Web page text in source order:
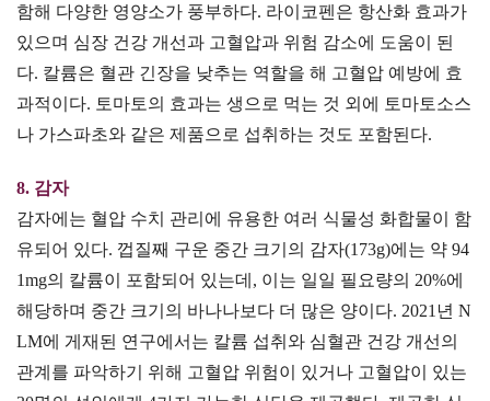
함해 다양한 영양소가 풍부하다. 라이코펜은 항산화 효과가
있으며 심장 건강 개선과 고혈압과 위험 감소에 도움이 된
다. 칼륨은 혈관 긴장을 낮추는 역할을 해 고혈압 예방에 효
과적이다. 토마토의 효과는 생으로 먹는 것 외에 토마토소스
나 가스파초와 같은 제품으로 섭취하는 것도 포함된다.
8. 감자
감자에는 혈압 수치 관리에 유용한 여러 식물성 화합물이 함
유되어 있다. 껍질째 구운 중간 크기의 감자(173g)에는 약 94
1mg의 칼륨이 포함되어 있는데, 이는 일일 필요량의 20%에
해당하며 중간 크기의 바나나보다 더 많은 양이다. 2021년 N
LM에 게재된 연구에서는 칼륨 섭취와 심혈관 건강 개선의
관계를 파악하기 위해 고혈압 위험이 있거나 고혈압이 있는